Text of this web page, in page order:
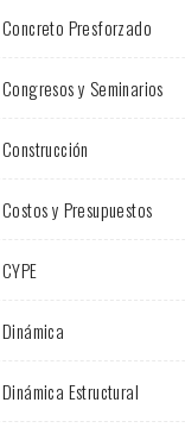
Concreto Presforzado
Congresos y Seminarios
Construcción
Costos y Presupuestos
CYPE
Dinámica
Dinámica Estructural